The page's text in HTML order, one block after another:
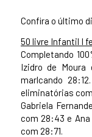
Confira o último
50 livre Infantil I
Completando
Izidro de Moura
marlcando
eliminatórias
Gabriela
com 28:43 e
com 28:71.